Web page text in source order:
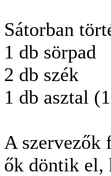
Sátorban
1 db sörpad
2 db szék
1 db asztal
A szervezők
ők döntik el,